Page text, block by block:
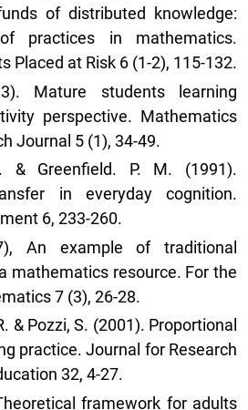
of distributed knowledge:
practices in mathematics.
Placed at Risk 6 (1-2), 115-132.
Mature students learning
perspective. Mathematics
Journal 5 (1), 34-49.
& Greenfield. P. M. (1991).
in everyday cognition.
6, 233-260.
An example of traditional
mathematics resource. For the
7 (3), 26-28.
& Pozzi, S. (2001). Proportional
practice. Journal for Research
32, 4-27.
framework for adults